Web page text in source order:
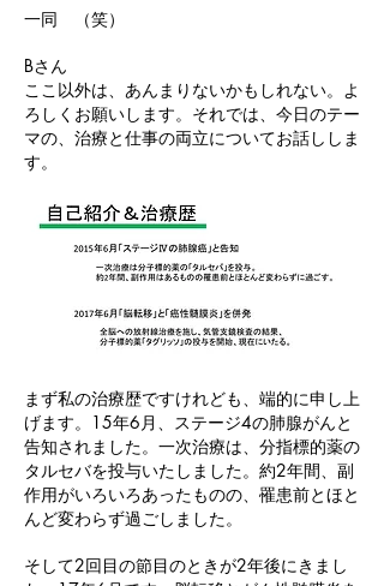
一同 （笑）
Bさん
ここ以外は、あんまりないかもしれない。よ
ろしくお願いします。それでは、今日のテー
マの、治療と仕事の両立についてお話ししま
す。
まず私の治療歴ですけれども、端的に申し上
げます。15年6月、ステージ4の肺腺がんと
告知されました。一次治療は、分指標的薬の
タルセバを投与いたしました。約2年間、副
作用がいろいろあったものの、罹患前とほと
んど変わらず過ごしました。
そして2回目の節目のときが2年後にきまし